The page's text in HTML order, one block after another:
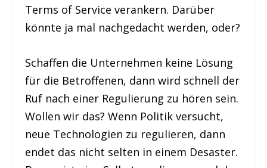
Terms of Service verankern. Darüber
könnte ja mal nachgedacht werden, oder?
Schaffen die Unternehmen keine Lösung
für die Betroffenen, dann wird schnell der
Ruf nach einer Regulierung zu hören sein.
Wollen wir das? Wenn Politik versucht,
neue Technologien zu regulieren, dann
endet das nicht selten in einem Desaster.